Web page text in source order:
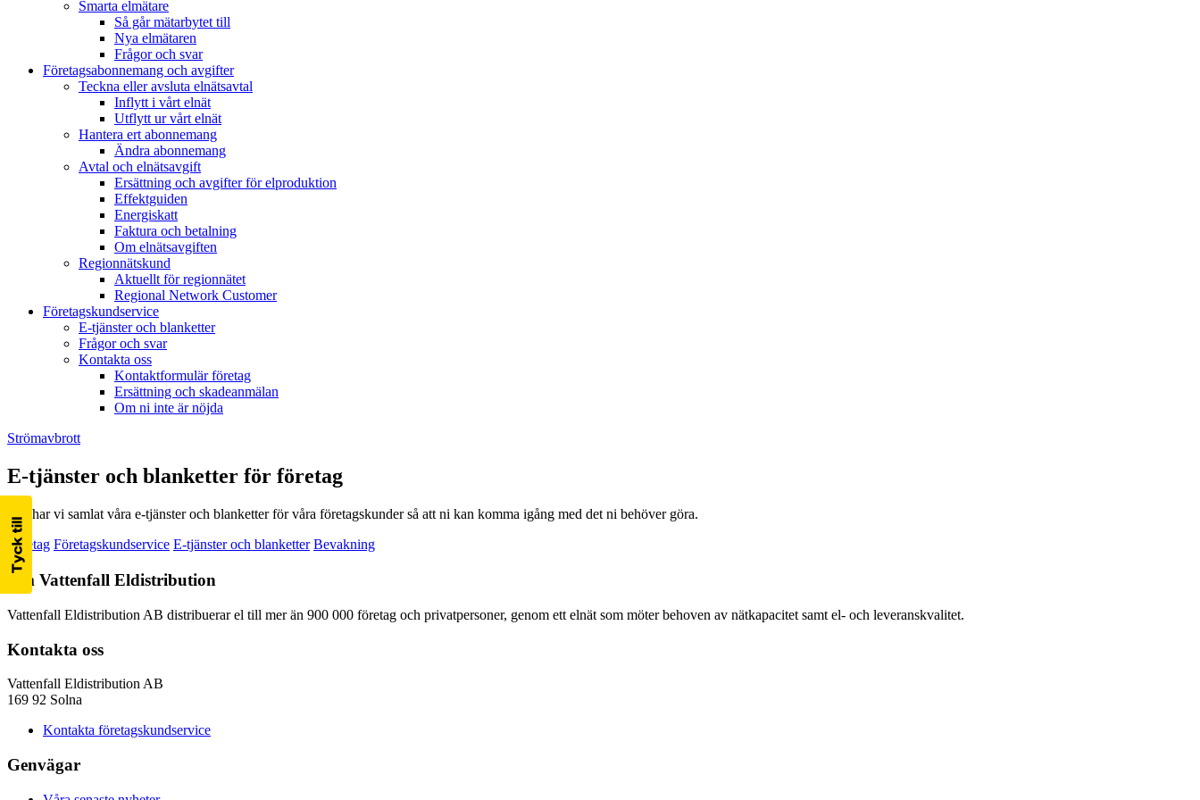
Smarta elmätare
Så går mätarbytet till
Nya elmätaren
Frågor och svar
Företagsabonnemang och avgifter
Teckna eller avsluta elnätsavtal
Inflytt i vårt elnät
Utflytt ur vårt elnät
Hantera ert abonnemang
Ändra abonnemang
Avtal och elnätsavgift
Ersättning och avgifter för elproduktion
Effektguiden
Energiskatt
Faktura och betalning
Om elnätsavgiften
Regionnätskund
Aktuellt för regionnätet
Regional Network Customer
Företagskundservice
E-tjänster och blanketter
Frågor och svar
Kontakta oss
Kontaktformulär företag
Ersättning och skadeanmälan
Om ni inte är nöjda
Strömavbrott
E-tjänster och blanketter för företag
Här har vi samlat våra e-tjänster och blanketter för våra företagskunder så att ni kan komma igång med det ni behöver göra.
Företag Företagskundservice E-tjänster och blanketter Bevakning
Om Vattenfall Eldistribution
Vattenfall Eldistribution AB distribuerar el till mer än 900 000 företag och privatpersoner, genom ett elnät som möter behoven av nätkapacitet samt el- och leveranskvalitet.
Kontakta oss
Vattenfall Eldistribution AB
169 92 Solna
Kontakta företagskundservice
Genvägar